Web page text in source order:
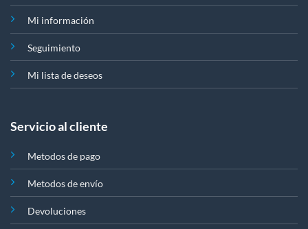
Mi información
Seguimiento
Mi lista de deseos
Servicio al cliente
Metodos de pago
Metodos de envío
Devoluciones